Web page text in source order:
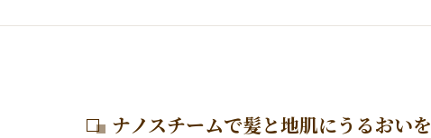
ナノスチームで髪と地肌にうるおいを